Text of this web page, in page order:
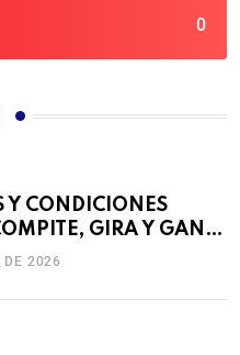
0
Y CONDICIONES
GIRA Y GANA
DE 2026